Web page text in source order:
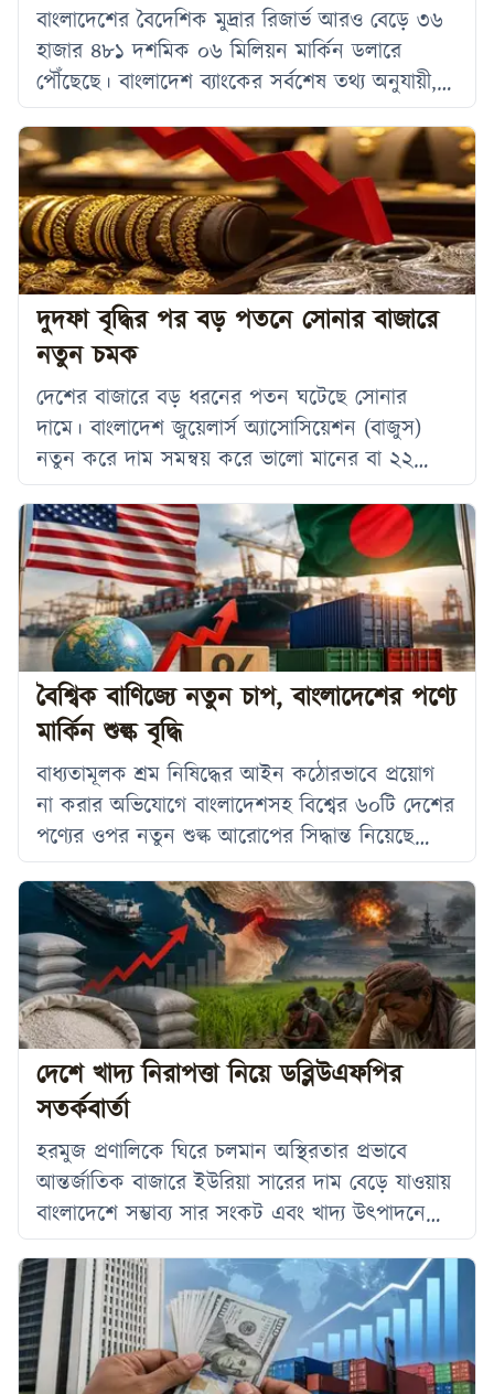
বাংলাদেশের বৈদেশিক মুদ্রার রিজার্ভ আরও বেড়ে ৩৬
হাজার ৪৮১ দশমিক ০৬ মিলিয়ন মার্কিন ডলারে
পৌঁছেছে। বাংলাদেশ ব্যাংকের সর্বশেষ তথ্য অনুযায়ী,
২৩ জুলাই পর্যন্ত দেশের গ্রস রিজার্ভের এ পরিমাণ
দাঁড়িয়েছে। বৃহস্পতিবার কেন্দ্রীয় ব্যাংকের নির্বাহী
পরিচালক ও মুখপাত্র আরিফ হোসেন খান এ তথ্য
নিশ্চিত করেছেন। বাংলাদেশ ব্যাংকের তথ্য অনুযায়ী,
২৩ জুলাই পর্যন্ত দেশের গ্রস রিজার্ভের পরিমাণ ৩৬
হাজার ৪৮১ দশমিক ০৬ মিলিয়ন ডলার
দুদফা বৃদ্ধির পর বড় পতনে সোনার বাজারে
নতুন চমক
দেশের বাজারে বড় ধরনের পতন ঘটেছে সোনার
দামে। বাংলাদেশ জুয়েলার্স অ্যাসোসিয়েশন (বাজুস)
নতুন করে দাম সমন্বয় করে ভালো মানের বা ২২
ক্যারেটের প্রতি ভরি সোনার দাম এক লাফে ৩ হাজার
৩২৪ টাকা কমিয়েছে। ফলে ভ্যাটসহ ২২ ক্যারেটের
প্রতি ভরি সোনার গহনার নতুন দাম নির্ধারণ করা
হয়েছে ২ লাখ ২০ হাজার ৮৫৮ টাকা। শুক্রবার সকাল
১০টা থেকে নতুন এ মূল্য কার্যকর
বৈশ্বিক বাণিজ্যে নতুন চাপ, বাংলাদেশের পণ্যে
মার্কিন শুল্ক বৃদ্ধি
বাধ্যতামূলক শ্রম নিষিদ্ধের আইন কঠোরভাবে প্রয়োগ
না করার অভিযোগে বাংলাদেশসহ বিশ্বের ৬০টি দেশের
পণ্যের ওপর নতুন শুল্ক আরোপের সিদ্ধান্ত নিয়েছে
যুক্তরাষ্ট্রের ট্রাম্প প্রশাসন। শুক্রবার থেকে কার্যকর হতে
যাওয়া এ সিদ্ধান্ত অনুযায়ী দেশভেদে ১০ থেকে সাড়ে
১২ শতাংশ পর্যন্ত শুল্ক আরোপ করা হবে। অস্থায়ী
বৈশ্বিক শুল্কের মেয়াদ শেষ হওয়ার পরপরই হোয়াইট
হাউস নতুন এই নীতি কার্যকর করছে। বৃহস্পতিবার
যুক্তরাষ্ট্রের ‘ফেডারেল রেজিস্টার’-এ প্রকাশিত
দেশে খাদ্য নিরাপত্তা নিয়ে ডব্লিউএফপির
সতর্কবার্তা
হরমুজ প্রণালিকে ঘিরে চলমান অস্থিরতার প্রভাবে
আন্তর্জাতিক বাজারে ইউরিয়া সারের দাম বেড়ে যাওয়ায়
বাংলাদেশে সম্ভাব্য সার সংকট এবং খাদ্য উৎপাদনে
বড় ধরনের ঝুঁকির আশঙ্কা প্রকাশ করেছে জাতিসংঘের
বিশ্ব খাদ্য কর্মসূচি। সংস্থাটির সাম্প্রতিক প্রতিবেদনে
বলা হয়েছে, বাংলাদেশে ব্যবহৃত ইউরিয়া সারের প্রায়
৮০ শতাংশ সৌদি আরব, কাতার ও সংযুক্ত আরব
আমিরাত থেকে আমদানি করা হয়। বর্তমানে দেশে যে